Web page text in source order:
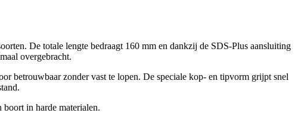
De totale lengte bedraagt 160 mm en dankzij de SDS-Plus aansluiting
overgebracht.
betrouwbaar zonder vast te lopen. De speciale kop- en tipvorm grijpt snel
boort in harde materialen.